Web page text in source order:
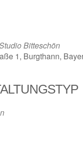
Bitteschön
1, Burgthann,